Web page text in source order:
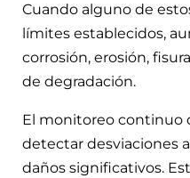
Cuando alguno de
límites establecidos,
corrosión, erosión,
de degradación.
El monitoreo continuo
detectar desviaciones
daños significativos.